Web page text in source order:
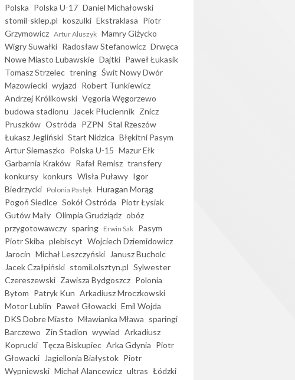
Polska Polska U-17 Daniel Michałowski
stomil-sklep.pl koszulki Ekstraklasa Piotr
Grzymowicz Artur Aluszyk Mamry Giżycko
Wigry Suwałki Radosław Stefanowicz Drwęca
Nowe Miasto Lubawskie Dajtki Paweł Łukasik
Tomasz Strzelec trening Świt Nowy Dwór
Mazowiecki wyjazd Robert Tunkiewicz
Andrzej Królikowski Vęgoria Węgorzewo
budowa stadionu
Jacek Płuciennik Znicz
Pruszków Ostróda PZPN Stal Rzeszów
Łukasz Jegliński Start Nidzica Błękitni Pasym
Artur Siemaszko Polska U-15 Mazur Ełk
Garbarnia Kraków Rafał Remisz transfery
konkursy konkurs Wisła Puławy Igor
Biedrzycki Polonia Pasłęk Huragan Morąg
Pogoń Siedlce Sokół Ostróda Piotr Łysiak
Gutów Mały Olimpia Grudziądz obóz
przygotowawczy sparing Erwin Sak Pasym
Piotr Skiba plebiscyt Wojciech Dziemidowicz
Jarocin Michał Leszczyński
Janusz Bucholc
Jacek Czałpiński stomil.olsztyn.pl Sylwester
Czereszewski Zawisza Bydgoszcz Polonia
Bytom Patryk Kun Arkadiusz Mroczkowski
Motor Lublin Paweł Głowacki Emil Wojda
DKS Dobre Miasto Mławianka Mława sparingi
Barczewo Zin Stadion wywiad Arkadiusz
Koprucki Tęcza Biskupiec Arka Gdynia Piotr
Głowacki
Jagiellonia Białystok Piotr
Wypniewski Michał Alancewicz ultras Łódzki